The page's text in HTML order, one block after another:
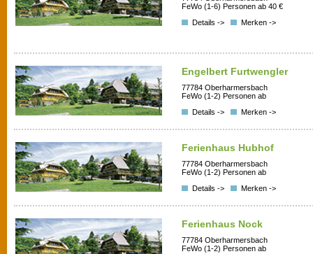
FeWo (1-6) Personen ab 40 €
Details ->
Merken ->
Engelbert Furtwengler
77784 Oberharmersbach
FeWo (1-2) Personen ab
Details ->
Merken ->
Ferienhaus Hubhof
77784 Oberharmersbach
FeWo (1-2) Personen ab
Details ->
Merken ->
Ferienhaus Nock
77784 Oberharmersbach
FeWo (1-2) Personen ab